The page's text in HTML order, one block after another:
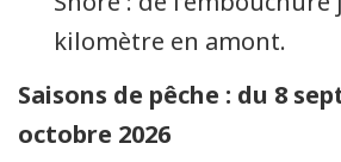
kilomètre en amont.
Saisons de pêche : du 8
octobre 2026